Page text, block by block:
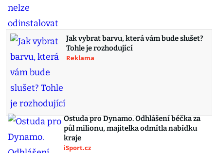
Jak vybrat barvu, která vám bude slušet?
Tohle je rozhodující
Reklama
Ostuda pro Dynamo. Odhlášení béčka za
půl milionu, majitelka odmítla nabídku
kraje
iSport.cz